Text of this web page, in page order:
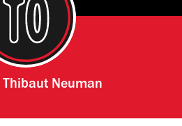
Thibaut Neuman